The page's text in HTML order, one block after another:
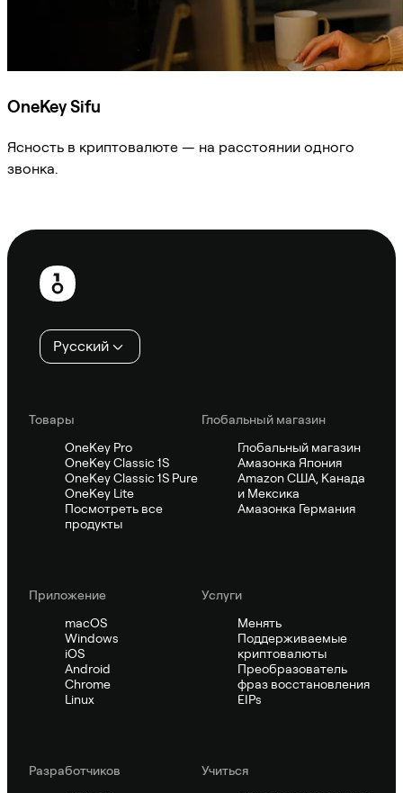
OneKey Sifu
Ясность в криптовалюте — на расстоянии одного
звонка.
Нижний
колонтитул
Русский
Товары
OneKey Pro
OneKey Classic 1S
OneKey Classic 1S Pure
OneKey Lite
Посмотреть все
продукты
Глобальный магазин
Глобальный магазин
Амазонка Япония
Amazon США, Канада
и Мексика
Амазонка Германия
Приложение
macOS
Windows
iOS
Android
Chrome
Linux
Услуги
Менять
Поддерживаемые
криптовалюты
Преобразователь
фраз восстановления
EIPs
Pазработчиков
Учиться